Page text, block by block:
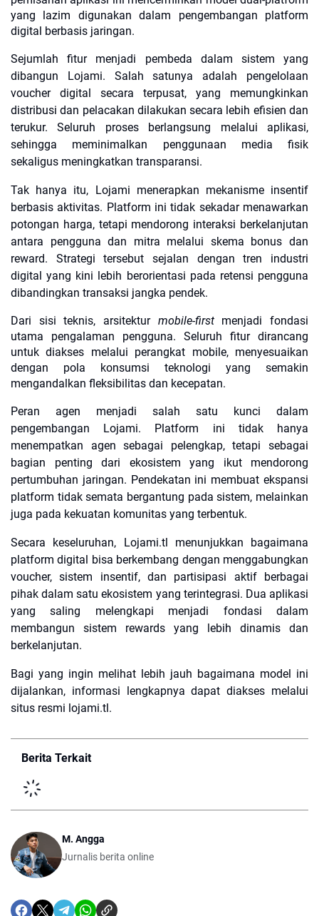
yang lazim digunakan dalam pengembangan platform
digital berbasis jaringan.
Sejumlah fitur menjadi pembeda dalam sistem yang
dibangun Lojami. Salah satunya adalah pengelolaan
voucher digital secara terpusat, yang memungkinkan
distribusi dan pelacakan dilakukan secara lebih efisien dan
terukur. Seluruh proses berlangsung melalui aplikasi,
sehingga meminimalkan penggunaan media fisik
sekaligus meningkatkan transparansi.
Tak hanya itu, Lojami menerapkan mekanisme insentif
berbasis aktivitas. Platform ini tidak sekadar menawarkan
potongan harga, tetapi mendorong interaksi berkelanjutan
antara pengguna dan mitra melalui skema bonus dan
reward. Strategi tersebut sejalan dengan tren industri
digital yang kini lebih berorientasi pada retensi pengguna
dibandingkan transaksi jangka pendek.
Dari sisi teknis, arsitektur mobile-firstmenjadi fondasi
utama pengalaman pengguna. Seluruh fitur dirancang
untuk diakses melalui perangkat mobile, menyesuaikan
dengan pola konsumsi teknologi yang semakin
mengandalkan fleksibilitas dan kecepatan.
Peran agen menjadi salah satu kunci dalam
pengembangan Lojami. Platform ini tidak hanya
menempatkan agen sebagai pelengkap, tetapi sebagai
bagian penting dari ekosistem yang ikut mendorong
pertumbuhan jaringan. Pendekatan ini membuat ekspansi
platform tidak semata bergantung pada sistem, melainkan
juga pada kekuatan komunitas yang terbentuk.
Secara keseluruhan, Lojami.tl menunjukkan bagaimana
platform digital bisa berkembang dengan menggabungkan
voucher, sistem insentif, dan partisipasi aktif berbagai
pihak dalam satu ekosistem yang terintegrasi. Dua aplikasi
yang saling melengkapi menjadi fondasi dalam
membangun sistem rewards yang lebih dinamis dan
berkelanjutan.
Bagi yang ingin melihat lebih jauh bagaimana model ini
dijalankan, informasi lengkapnya dapat diakses melalui
situs resmi lojami.tl.
Berita Terkait
M. Angga
Jurnalis berita online